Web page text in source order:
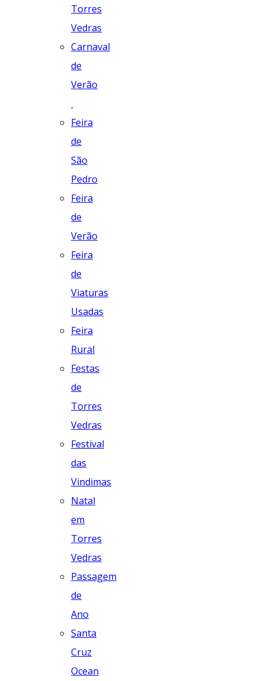
Torres
Vedras
Carnaval
de
Verão
Feira
de
São
Pedro
Feira
de
Verão
Feira
de
Viaturas
Usadas
Feira
Rural
Festas
de
Torres
Vedras
Festival
das
Vindimas
Natal
em
Torres
Vedras
Passagem
de
Ano
Santa
Cruz
Ocean